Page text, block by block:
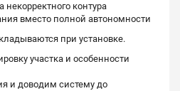
некорректного контура
вместо полной автономности
при установке.
участка и особенности
и доводим систему до